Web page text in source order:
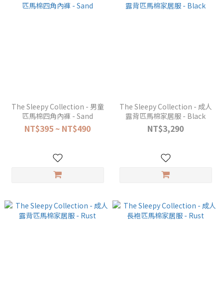
The Sleepy Collection - 男童
匹馬棉四角內褲 - Sand
NT$395 ~ NT$490
The Sleepy Collection - 成人
露背匹馬棉家居服 - Black
NT$3,290